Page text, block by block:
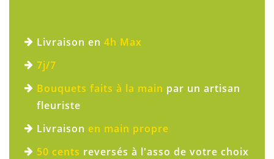
Livraison en 4h Max
7j/7
Bouquets faits à la main par un artisan
fleuriste
Livraison en main propre
50 cents reversés à l'asso de votre choix